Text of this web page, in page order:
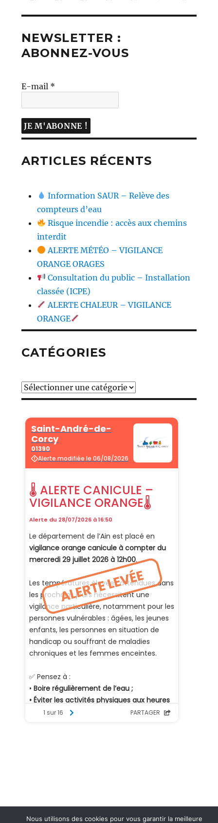
NEWSLETTER :
ABONNEZ-VOUS
E-mail *
ARTICLES RÉCENTS
Information SAUR – Relève des
compteurs d’eau
Risque incendie : accès aux chemins
interdit
ALERTE MÉTÉO – VIGILANCE
ORANGE ORAGES
Consultation du public – Installation
classée (ICPE)
ALERTE CHALEUR – VIGILANCE
ORANGE
CATÉGORIES
Catégories
Nous utilisons des cookies pour vous garantir la meilleure